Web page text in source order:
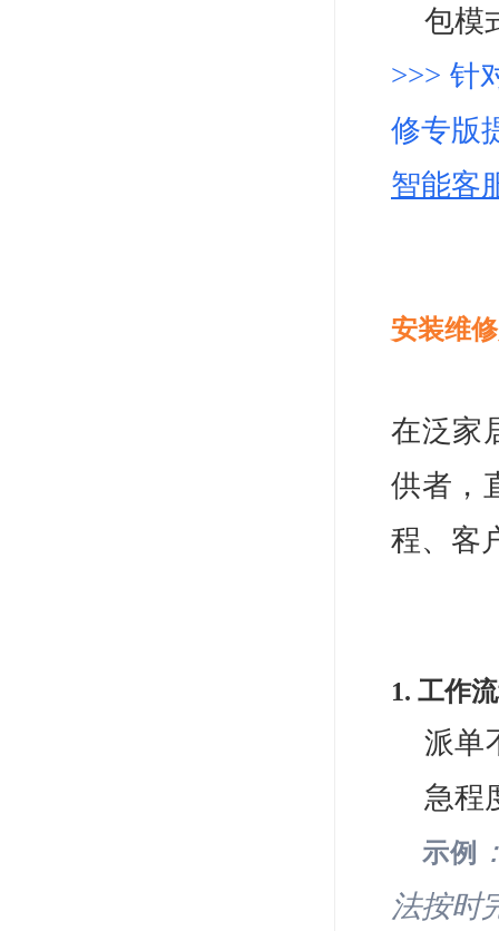
包模
>>> 针
修专版
智能客
安装维
在泛家
供者，
程、客
1. 工作
派单
急程
示例
法按时